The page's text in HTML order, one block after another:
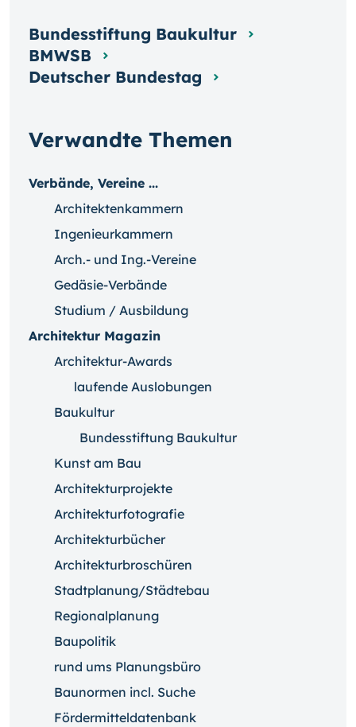
Verwandte Themen
Verbände, Vereine ...
Architektenkammern
Ingenieurkammern
Arch.- und Ing.-Vereine
Gedäsie-Verbände
Studium / Ausbildung
Architektur Magazin
Architektur-Awards
laufende Auslobungen
Baukultur
Bundesstiftung Baukultur
Kunst am Bau
Architekturprojekte
Architekturfotografie
Architekturbücher
Architekturbroschüren
Stadtplanung/Städtebau
Regionalplanung
Baupolitik
rund ums Planungsbüro
Baunormen incl. Suche
Fördermitteldatenbank
Bundesstiftung Baukultur
BMWSB
Deutscher Bundestag